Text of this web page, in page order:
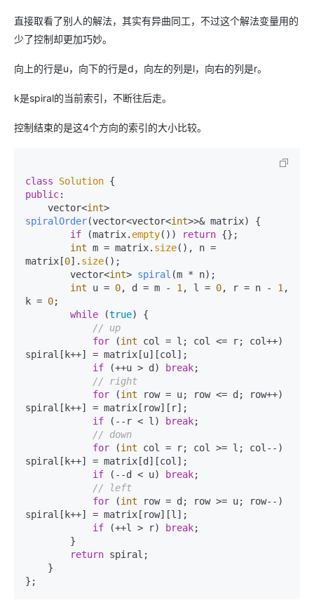
直接取看了别人的解法，其实有异曲同工，不过这个解法变量用的
少了控制却更加巧妙。
向上的行是u，向下的行是d，向左的列是l，向右的列是r。
k是spiral的当前索引，不断往后走。
控制结束的是这4个方向的索引的大小比较。
class Solution
public:
vector<int
spiralOrder(vector<vector<int>>& matrix)
{
if (matrix. empty()) return {};
int m = matrix. size(), n =
matrix[0]. size();
vector<int> spiral (m * n) ;
int u = 0, d = m - 1 , l = 0, r = n - 1 ,
k = 0;
while (true) {
// up
for (int col = l; col <= r; col++)
spiral[k++] = matrix[u][col];
if (++u > d) break;
// right
for (int row = u; row <= d; row++)
spiral[k++] = matrix[row][r];
if (--r < l) break;
// down
for (int col = r; col >= l; col--)
spiral[k++] = matrix[d][col];
if (--d < u) break;
// left
for (int row = d; row >= u; row--)
spiral[k++] = matrix[row][l];
if (++l > r) break;
return spiral;
};